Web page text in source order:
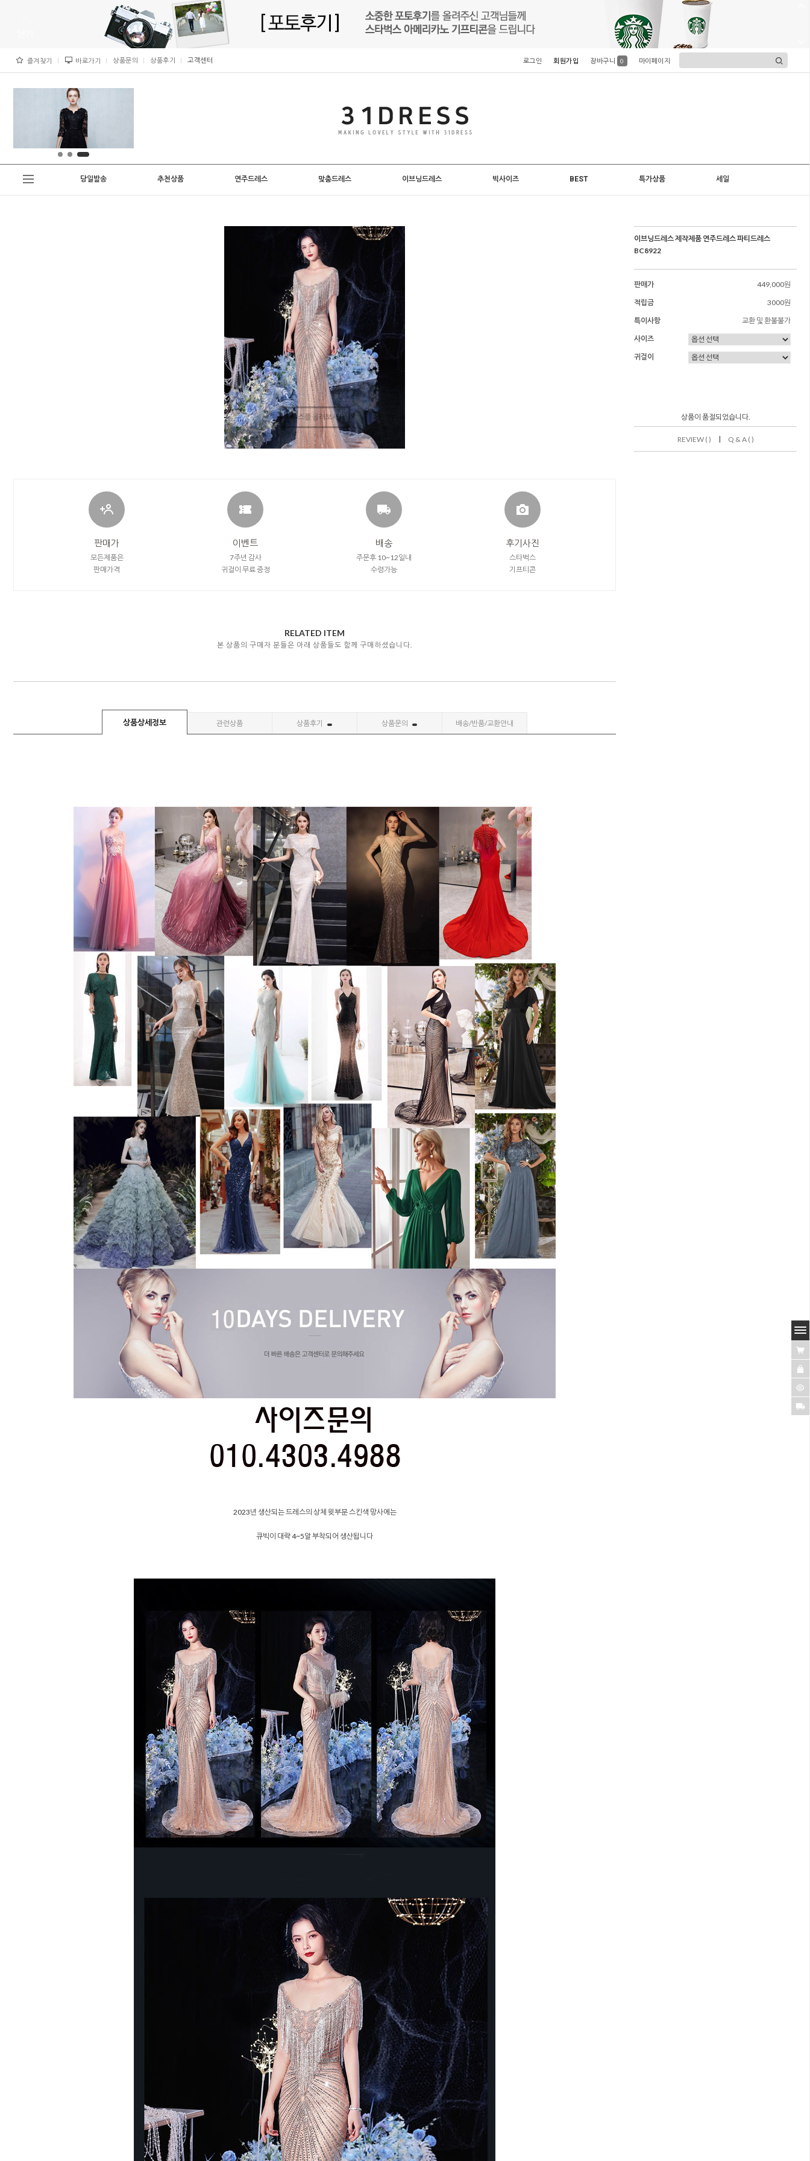
즐겨찾기 바로가기 상품문의 상품후기 고객센터 로그인 회원가입 장바구니 0 마이페이지
당일발송 추천상품 연주드레스 맞춤드레스 이브닝드레스 빅사이즈 BEST 특가상품 세일
마우스를 올려보세요
판매가
모든제품은
판매가격
이벤트
7주년 감사
귀걸이 무료 증정
배송
주문후 10~12일내
수령가능
후기사진
스타벅스
기프티콘
RELATED ITEM
본 상품의 구매자 분들은 아래 상품들도 함께 구매하셨습니다.
상품상세정보 관련상품 상품후기 상품문의 배송/반품/교환안내
2023년 생산되는 드레스의 상체 윗부분 스킨색 망사에는
큐빅이 대략 4~5알 부착되어 생산됩니다
이브닝드레스 제작제품 연주드레스 파티드레스
BC8922
판매가
449,000원
적립금
3000원
특이사항
교환 및 환불불가
사이즈
귀걸이
상품이 품절되었습니다.
REVIEW ( ) | Q & A ( )